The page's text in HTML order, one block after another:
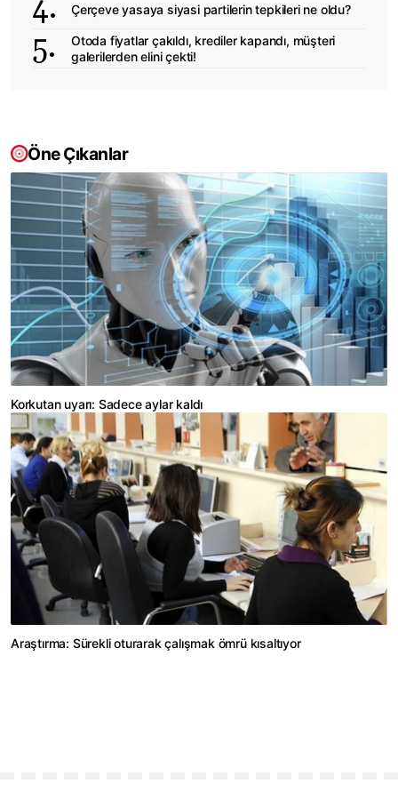
Çerçeve yasaya siyasi partilerin tepkileri ne oldu?
Otoda fiyatlar çakıldı, krediler kapandı, müşteri
galerilerden elini çekti!
Öne Çıkanlar
Korkutan uyarı: Sadece aylar kaldı
Araştırma: Sürekli oturarak çalışmak ömrü kısaltıyor